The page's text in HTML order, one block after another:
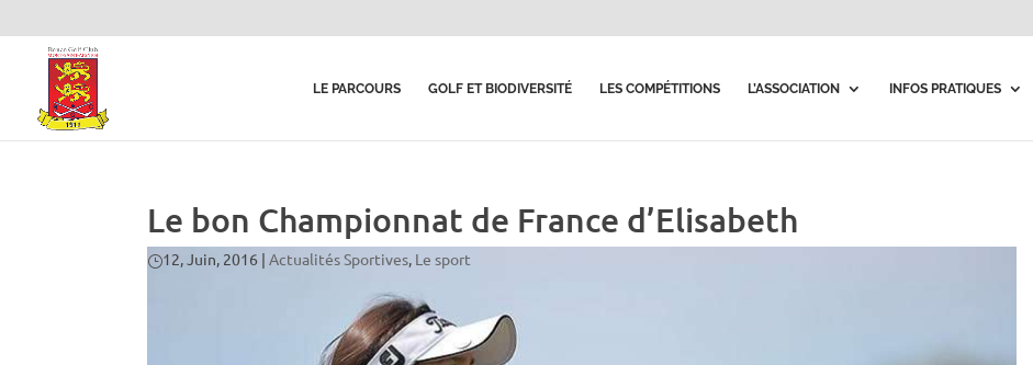
LE PARCOURS GOLF ET BIODIVERSITÉ LES COMPÉTITIONS L’ASSOCIATION INFOS PRATIQUES
Le bon Championnat de France d’Elisabeth
12, Juin, 2016 |Actualités Sportives, Le sport